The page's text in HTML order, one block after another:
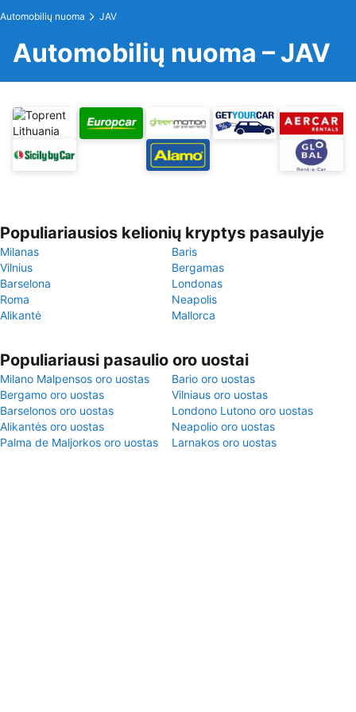
Automobilių nuoma JAV
Automobilių nuoma – JAV
Populiariausios kelionių kryptys pasaulyje
Milanas
Baris
Vilnius
Bergamas
Barselona
Londonas
Roma
Neapolis
Alikantė
Mallorca
Populiariausi pasaulio oro uostai
Milano Malpensos oro uostas
Bario oro uostas
Bergamo oro uostas
Vilniaus oro uostas
Barselonos oro uostas
Londono Lutono oro uostas
Alikantės oro uostas
Neapolio oro uostas
Palma de Maljorkos oro uostas
Larnakos oro uostas